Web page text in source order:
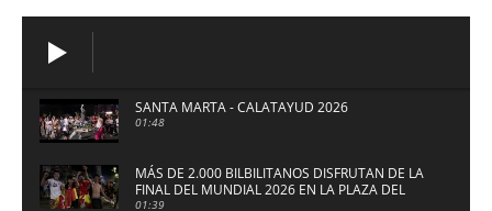
SANTA MARTA - CALATAYUD 2026
01:48
MÁS DE 2.000 BILBILITANOS DISFRUTAN DE LA
FINAL DEL MUNDIAL 2026 EN LA PLAZA DEL
FUERTE DE CALATAYUD
01:39